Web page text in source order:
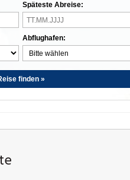
Späteste Abreise:
Abflughafen:
finden »